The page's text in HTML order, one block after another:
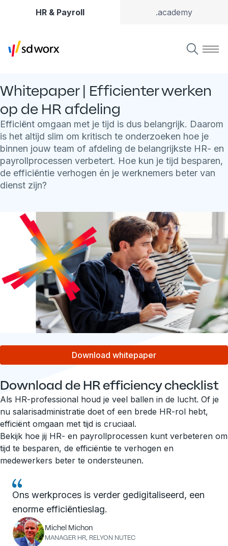
HR & Payroll .academy
Whitepaper | Efficienter werken
op de HR afdeling
Efficiënt omgaan met je tijd is dus belangrijk. Daarom
is het altijd slim om kritisch te onderzoeken hoe je
binnen jouw team of afdeling de belangrijkste HR- en
payrollprocessen verbetert. Hoe kun je tijd besparen,
de efficiëntie verhogen én je werknemers beter van
dienst zijn?
Download whitepaper
Download de HR efficiency checklist
Als HR-professional houd je veel ballen in de lucht. Of je
nu salarisadministratie doet of een brede HR-rol hebt,
efficiënt omgaan met tijd is cruciaal.
Bekijk hoe jij HR- en payrollprocessen kunt verbeteren om
tijd te besparen, de efficiëntie te verhogen en
medewerkers beter te ondersteunen.
Ons werkproces is verder gedigitaliseerd, een
enorme efficiëntieslag.
Michel Michon
MANAGER HR, RELYON NUTEC